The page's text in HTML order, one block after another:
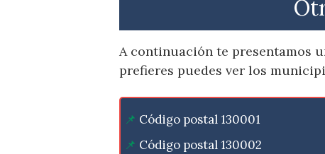
A continuación te presentamos
prefieres puedes ver los
Código postal 130001
Código postal 130002